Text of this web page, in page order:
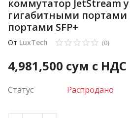
коммутатор JetStream
гигабитными портами
портами SFP+
От LuxTech (0)
4,981,500 сум с НДС
Статус Распродано